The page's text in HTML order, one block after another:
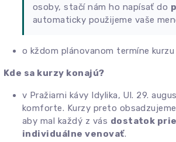
osoby, stačí nám ho napísať do
automaticky použijeme vaše
o kždom plánovanom termíne
Kde sa kurzy konajú?
v Pražiarni kávy Idylika, Ul. 29.
komforte. Kurzy preto obsadzujeme
aby mal každý z vás dostatok
individuálne venovať.